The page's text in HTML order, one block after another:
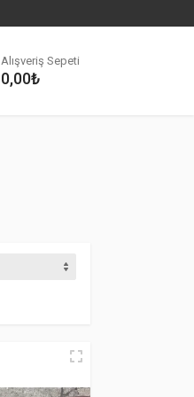
Alışveriş Sepeti
0,00₺